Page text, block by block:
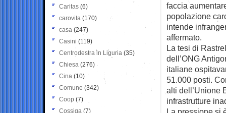
faccia
popolazione
intende
affermato.
La tesi di
dell’ONG
italiane
51.000 posti.
alti dell’Unione
infrastrutture
Caritas (6)
carovita (170)
casa (247)
Casini (119)
Centrodestra in Liguria (35)
Chiesa (276)
Cina (10)
Comune (342)
Coop (7)
Cossiga (7)